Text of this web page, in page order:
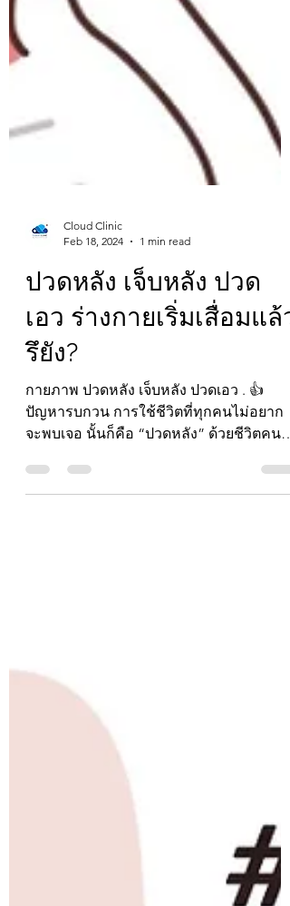
Cloud Clinic
Feb 18, 2024
1 min read
ปวดหลัง เจ็บหลัง ปวด
เอว ร่างกายเริ่มเสื่อมแล้ว
รึยัง?
กายภาพ ปวดหลัง เจ็บหลัง ปวดเอว . 👍
จะพบเจอ นั้นก็คือ “ปวดหลัง” ด้วยชีวิตคน
ทำงานในปัจจุบันและไลฟ์สไต...